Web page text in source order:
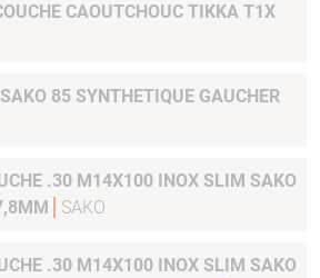
CAOUTCHOUC TIKKA T1X
85 SYNTHETIQUE GAUCHER
.30 M14X100 INOX SLIM SAKO
7,8MM
SAKO
.30 M14X100 INOX SLIM SAKO